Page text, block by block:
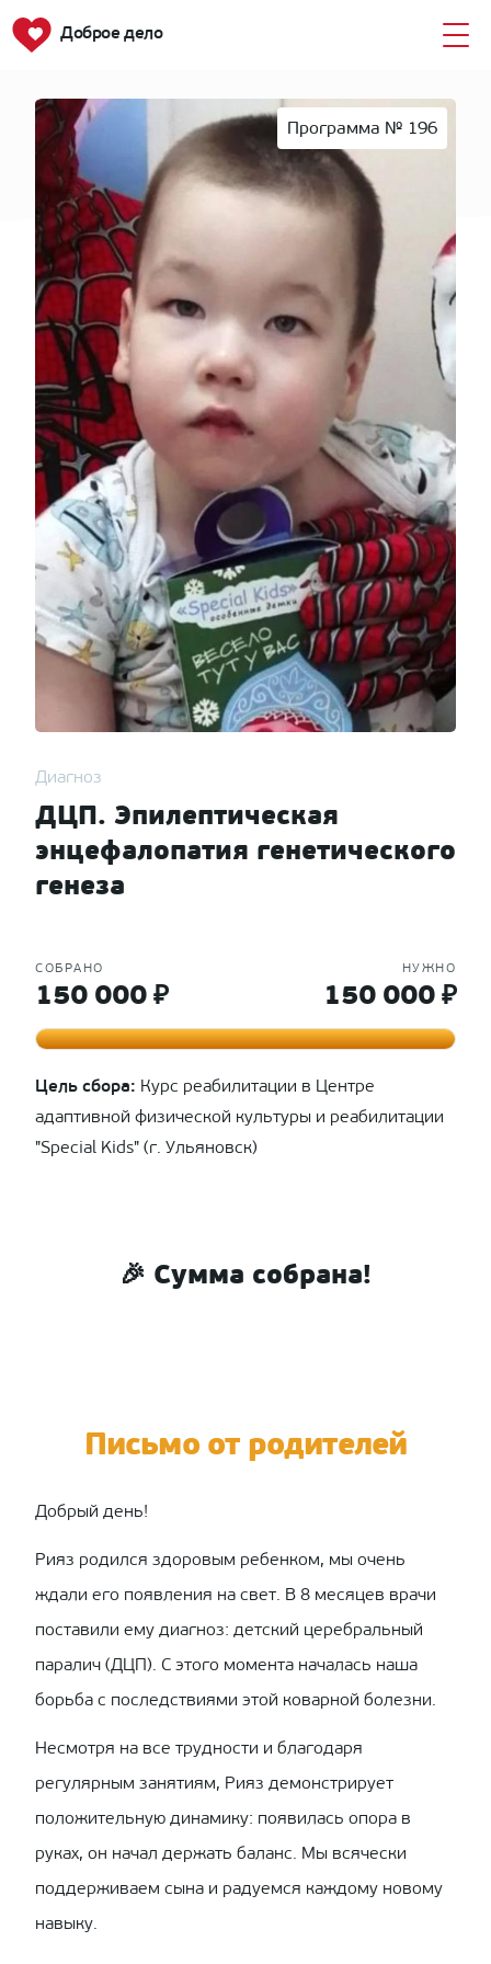
Доброе дело
Возраст — 3 года
Программа № 196
Диагноз
ДЦП. Эпилептическая
энцефалопатия генетического
генеза
СОБРАНО
150 000 ₽
НУЖНО
150 000 ₽
Цель сбора: Курс реабилитации в Центре
адаптивной физической культуры и реабилитации
"Special Kids" (г. Ульяновск)
🎉 Сумма собрана!
Письмо от родителей
Добрый день!
Рияз родился здоровым ребенком, мы очень
ждали его появления на свет. В 8 месяцев врачи
поставили ему диагноз: детский церебральный
паралич (ДЦП). С этого момента началась наша
борьба с последствиями этой коварной болезни.
Несмотря на все трудности и благодаря
регулярным занятиям, Рияз демонстрирует
положительную динамику: появилась опора в
руках, он начал держать баланс. Мы всячески
поддерживаем сына и радуемся каждому новому
навыку.